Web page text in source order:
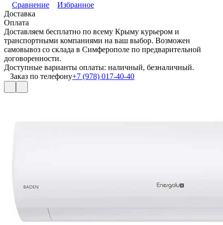
Сравнение
Избранное
Доставка
Оплата
Доставляем бесплатно по всему Крыму курьером и
транспортными компаниями на ваш выбор. Возможен
самовывоз со склада в Симферополе по предварительной
договоренности.
Доступные варианты оплаты: наличный, безналичный.
Заказ по телефону+7 (978) 017-40-40